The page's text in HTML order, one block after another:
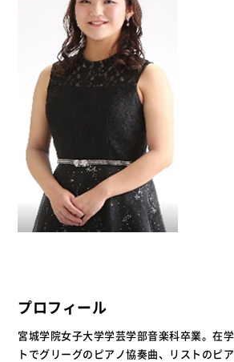
プロフィール
宮城学院女子大学学芸学部音楽科卒業。在
トでグリーグのピアノ協奏曲、リストのピ